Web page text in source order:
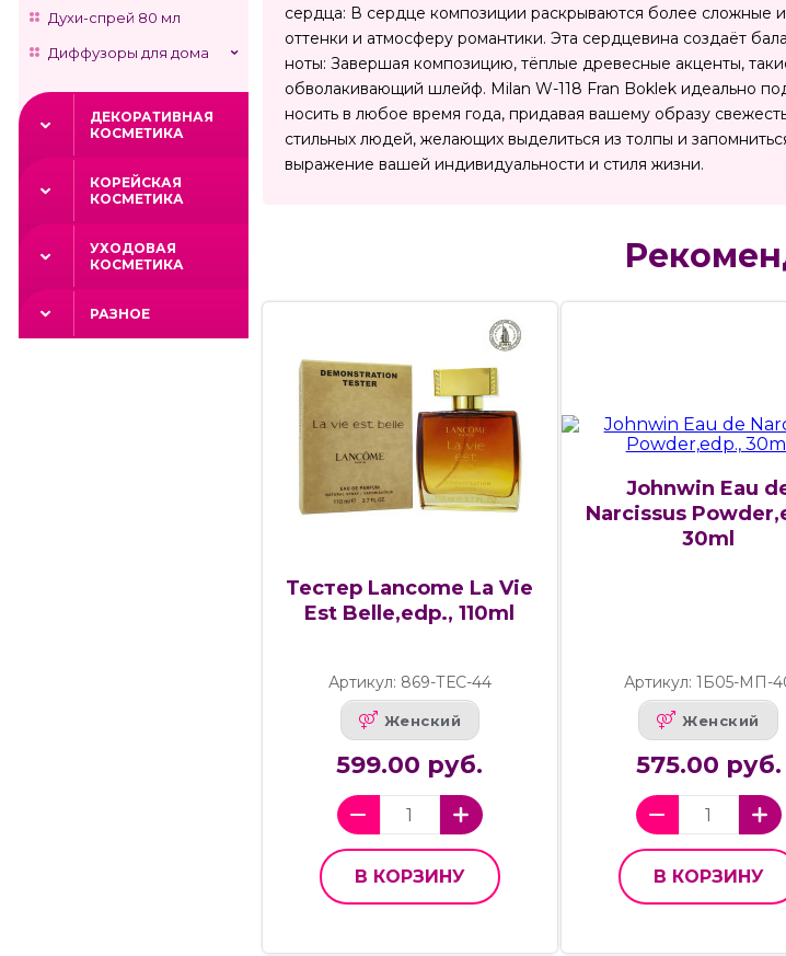
Духи-спрей 80 мл
Диффузоры для дома
ДЕКОРАТИВНАЯ
КОСМЕТИКА
КОРЕЙСКАЯ
КОСМЕТИКА
УХОДОВАЯ
КОСМЕТИКА
РАЗНОЕ
сердца: В сердце композиции раскрываются более сложные
оттенки и атмосферу романтики. Эта сердцевина создаёт
ноты: Завершая композицию, тёплые древесные акценты,
обволакивающий шлейф. Milan W-118 Fran Boklek идеально
носить в любое время года, придавая вашему образу
стильных людей, желающих выделиться из толпы и
выражение вашей индивидуальности и стиля жизни.
Тестер Lancome La Vie
Est Belle,edp., 110ml
Артикул: 869-ТЕС-44
Женский
599.00 руб.
В КОРЗИНУ
Johnwin Eau
Narcissus
30ml
Артикул: 1Б05-МП-
Женский
575.00 руб.
В КОРЗИНУ